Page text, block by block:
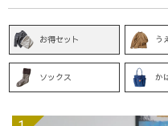
お得セット う
ソックス か